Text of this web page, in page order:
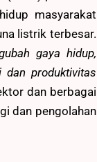
masyarakat
listrik terbesar.
gaya hidup,
dan produktivitas
dan berbagai
dan pengolahan